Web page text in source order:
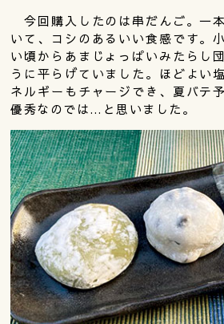
今回購入したのは串だんご。一
いて、コシのあるいい食感です。
い頃からあまじょっぱいみたらし
うに平らげていました。ほどよい
ネルギーもチャージでき、夏バテ
優秀なのでは…と思いました。